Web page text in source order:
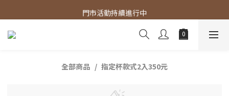
官網商品 全館滿3000 免運費
門市活動持續進行中
官網商品 全館滿3000 免運費
全部商品 指定杯款式2入350元